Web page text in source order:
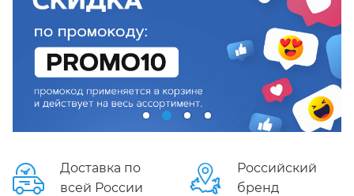
Доставка по
всей России
Российский
бренд